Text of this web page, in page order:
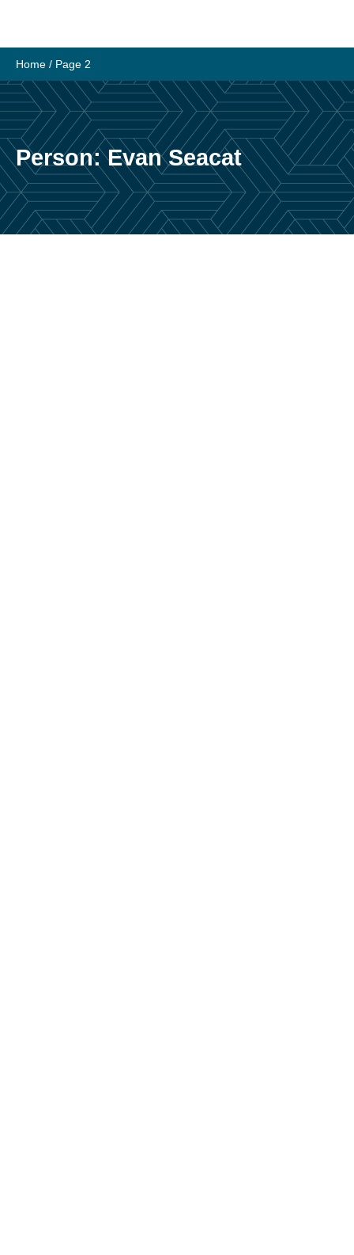
content
Home / Page 2
Person:Evan Seacat